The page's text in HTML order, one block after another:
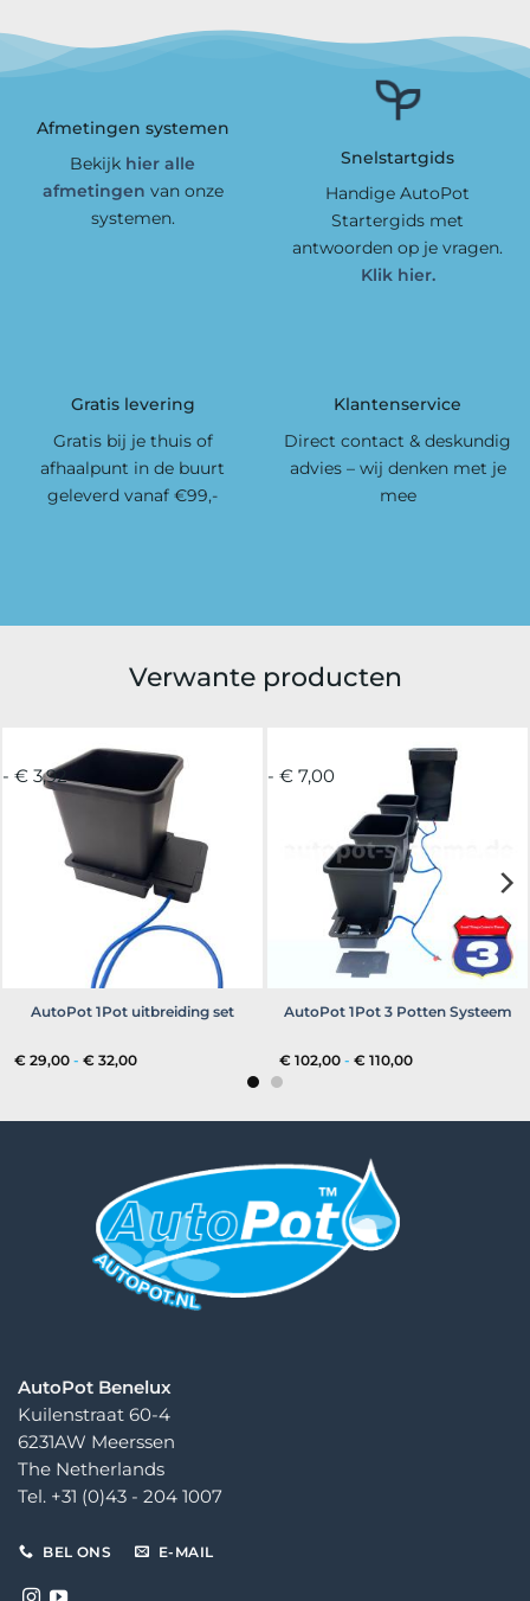
Afmetingen systemen
Bekijk hier alle
afmetingen van onze
systemen.
Snelstartgids
Handige AutoPot
Startergids met
antwoorden op je vragen.
Klik hier.
Gratis levering
Gratis bij je thuis of
afhaalpunt in de buurt
geleverd vanaf €99,-
Klantenservice
Direct contact & deskundig
advies – wij denken met je
mee
Verwante producten
- € 3,92
AutoPot 1Pot uitbreiding set
€ 29,00 - € 32,00Prijsklasse:
- € 7,00
AutoPot 1Pot 3 Potten Systeem
€ 102,00 - € 110,00Prijsklasse:
AutoPot Benelux
Kuilenstraat 60-4
6231AW Meerssen
The Netherlands
Tel. +31 (0)43 - 204 1007
BEL ONS E-MAIL